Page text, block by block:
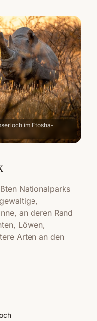
im Etosha-
Nationalparks
an deren Rand
Löwen,
Arten an den